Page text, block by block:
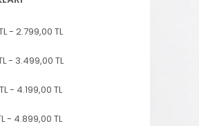
- 2.799,00 TL
- 3.499,00 TL
- 4.199,00 TL
- 4.899,00 TL